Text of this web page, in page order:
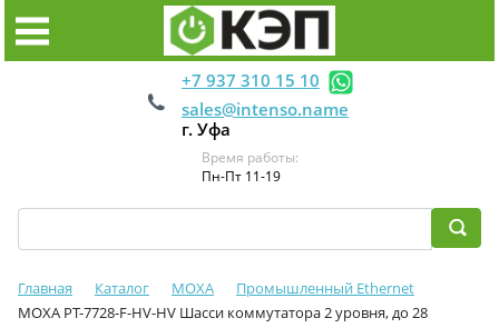
+7 937 310 15 10
sales@intenso.name
г. Уфа
Время работы:
Пн-Пт 11-19
Главная Каталог MOXA
Промышленный Ethernet
MOXA PT-7728-F-HV-HV Шасси коммутатора 2 уровня, до 28